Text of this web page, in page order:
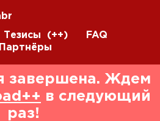
Тезисы (++)
FAQ
Партнёры
завершена. Ждем
в следующий
раз!